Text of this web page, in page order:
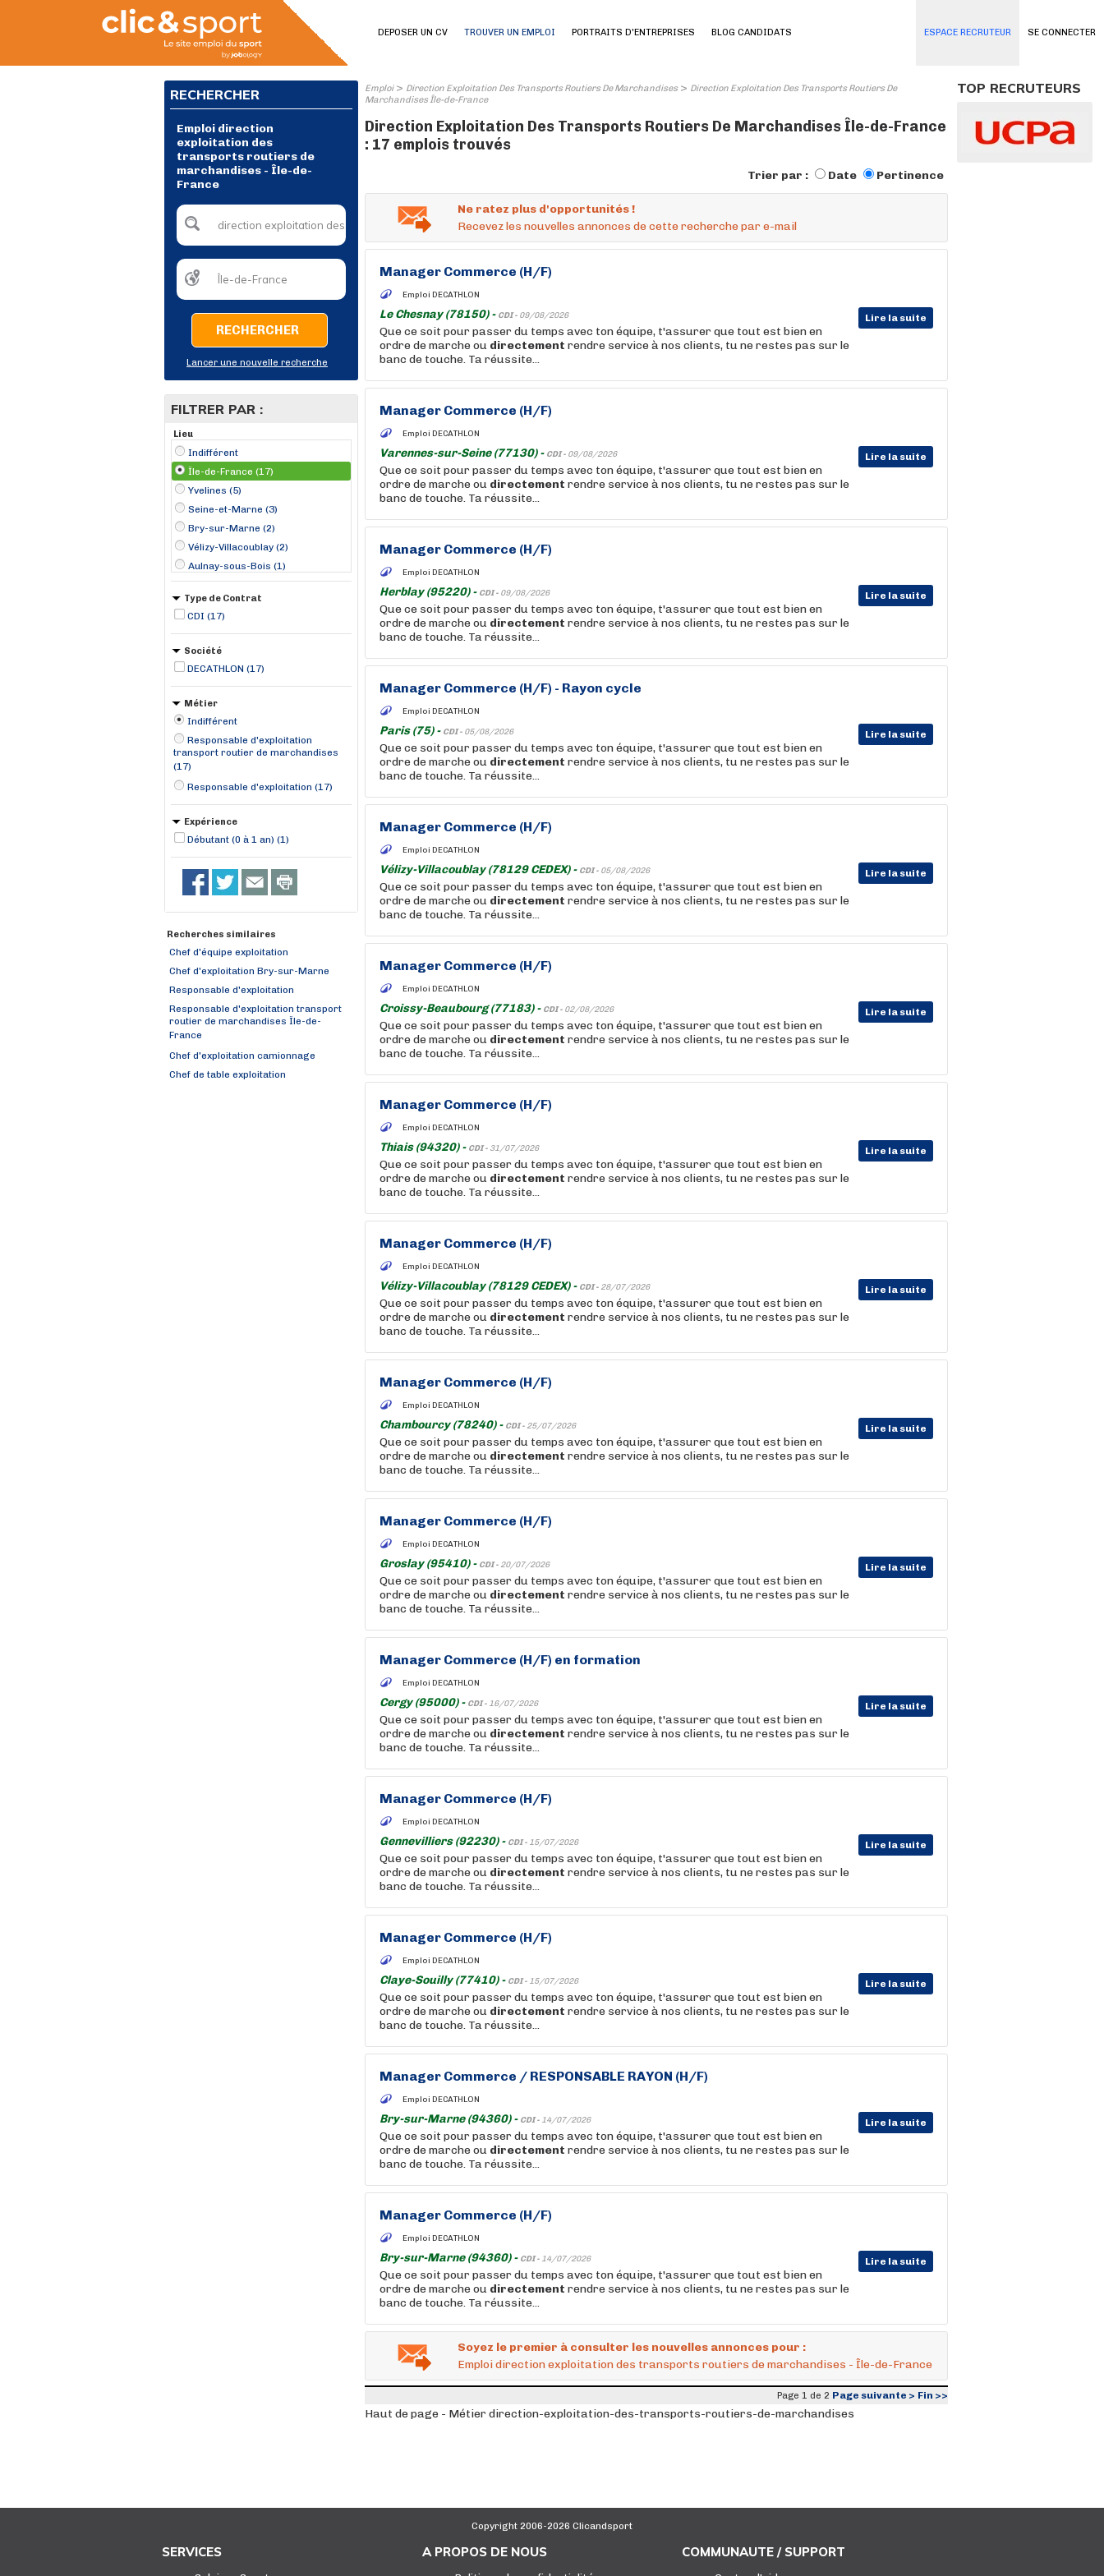
SE CONNECTER
DEPOSER UN CV TROUVER UN EMPLOI PORTRAITS D'ENTREPRISES BLOG CANDIDATS ESPACE RECRUTEUR
RECHERCHER
Emploi direction
exploitation des
transports routiers de
marchandises - Île-de-
France
RECHERCHER
Lancer une nouvelle recherche
FILTRER PAR :
Lieu
Indifférent
Île-de-France (17)
Yvelines (5)
Seine-et-Marne (3)
Bry-sur-Marne (2)
Vélizy-Villacoublay (2)
Aulnay-sous-Bois (1)
Cergy (1)
Chambourcy (1)
Claye-Souilly (1)
Herblay (1)
Type de Contrat
CDI (17)
Société
DECATHLON (17)
Métier
Indifférent
Responsable d'exploitation
transport routier de marchandises
(17)
Responsable d'exploitation (17)
Expérience
Débutant (0 à 1 an) (1)
Recherches similaires
Chef d'équipe exploitation
Chef d'exploitation Bry-sur-Marne
Responsable d'exploitation
Responsable d'exploitation transport
routier de marchandises Île-de-
France
Chef d'exploitation camionnage
Chef de table exploitation
Emploi> Direction Exploitation Des Transports Routiers De Marchandises> Direction Exploitation Des Transports Routiers De
Marchandises Île-de-France
Direction Exploitation Des Transports Routiers De Marchandises Île-de-France
: 17 emplois trouvés
Trier par : Date Pertinence
Ne ratez plus d'opportunités !
Recevez les nouvelles annonces de cette recherche par e-mail
Manager Commerce (H/F)
Emploi DECATHLON
Le Chesnay (78150) - CDI - 09/08/2026 Lire la suite
Que ce soit pour passer du temps avec ton équipe, t'assurer que tout est bien en
ordre de marche ou directement rendre service à nos clients, tu ne restes pas sur le
banc de touche. Ta réussite...
Manager Commerce (H/F)
Emploi DECATHLON
Varennes-sur-Seine (77130) - CDI - 09/08/2026 Lire la suite
Que ce soit pour passer du temps avec ton équipe, t'assurer que tout est bien en
ordre de marche ou directement rendre service à nos clients, tu ne restes pas sur le
banc de touche. Ta réussite...
Manager Commerce (H/F)
Emploi DECATHLON
Herblay (95220) - CDI - 09/08/2026 Lire la suite
Que ce soit pour passer du temps avec ton équipe, t'assurer que tout est bien en
ordre de marche ou directement rendre service à nos clients, tu ne restes pas sur le
banc de touche. Ta réussite...
Manager Commerce (H/F) - Rayon cycle
Emploi DECATHLON
Paris (75) - CDI - 05/08/2026 Lire la suite
Que ce soit pour passer du temps avec ton équipe, t'assurer que tout est bien en
ordre de marche ou directement rendre service à nos clients, tu ne restes pas sur le
banc de touche. Ta réussite...
Manager Commerce (H/F)
Emploi DECATHLON
Vélizy-Villacoublay (78129 CEDEX) - CDI - 05/08/2026 Lire la suite
Que ce soit pour passer du temps avec ton équipe, t'assurer que tout est bien en
ordre de marche ou directement rendre service à nos clients, tu ne restes pas sur le
banc de touche. Ta réussite...
Manager Commerce (H/F)
Emploi DECATHLON
Croissy-Beaubourg (77183) - CDI - 02/08/2026 Lire la suite
Que ce soit pour passer du temps avec ton équipe, t'assurer que tout est bien en
ordre de marche ou directement rendre service à nos clients, tu ne restes pas sur le
banc de touche. Ta réussite...
Manager Commerce (H/F)
Emploi DECATHLON
Thiais (94320) - CDI - 31/07/2026 Lire la suite
Que ce soit pour passer du temps avec ton équipe, t'assurer que tout est bien en
ordre de marche ou directement rendre service à nos clients, tu ne restes pas sur le
banc de touche. Ta réussite...
Manager Commerce (H/F)
Emploi DECATHLON
Vélizy-Villacoublay (78129 CEDEX) - CDI - 28/07/2026 Lire la suite
Que ce soit pour passer du temps avec ton équipe, t'assurer que tout est bien en
ordre de marche ou directement rendre service à nos clients, tu ne restes pas sur le
banc de touche. Ta réussite...
Manager Commerce (H/F)
Emploi DECATHLON
Chambourcy (78240) - CDI - 25/07/2026 Lire la suite
Que ce soit pour passer du temps avec ton équipe, t'assurer que tout est bien en
ordre de marche ou directement rendre service à nos clients, tu ne restes pas sur le
banc de touche. Ta réussite...
Manager Commerce (H/F)
Emploi DECATHLON
Groslay (95410) - CDI - 20/07/2026 Lire la suite
Que ce soit pour passer du temps avec ton équipe, t'assurer que tout est bien en
ordre de marche ou directement rendre service à nos clients, tu ne restes pas sur le
banc de touche. Ta réussite...
Manager Commerce (H/F) en formation
Emploi DECATHLON
Cergy (95000) - CDI - 16/07/2026 Lire la suite
Que ce soit pour passer du temps avec ton équipe, t'assurer que tout est bien en
ordre de marche ou directement rendre service à nos clients, tu ne restes pas sur le
banc de touche. Ta réussite...
Manager Commerce (H/F)
Emploi DECATHLON
Gennevilliers (92230) - CDI - 15/07/2026 Lire la suite
Que ce soit pour passer du temps avec ton équipe, t'assurer que tout est bien en
ordre de marche ou directement rendre service à nos clients, tu ne restes pas sur le
banc de touche. Ta réussite...
Manager Commerce (H/F)
Emploi DECATHLON
Claye-Souilly (77410) - CDI - 15/07/2026 Lire la suite
Que ce soit pour passer du temps avec ton équipe, t'assurer que tout est bien en
ordre de marche ou directement rendre service à nos clients, tu ne restes pas sur le
banc de touche. Ta réussite...
Manager Commerce / RESPONSABLE RAYON (H/F)
Emploi DECATHLON
Bry-sur-Marne (94360) - CDI - 14/07/2026 Lire la suite
Que ce soit pour passer du temps avec ton équipe, t'assurer que tout est bien en
ordre de marche ou directement rendre service à nos clients, tu ne restes pas sur le
banc de touche. Ta réussite...
Manager Commerce (H/F)
Emploi DECATHLON
Bry-sur-Marne (94360) - CDI - 14/07/2026 Lire la suite
Que ce soit pour passer du temps avec ton équipe, t'assurer que tout est bien en
ordre de marche ou directement rendre service à nos clients, tu ne restes pas sur le
banc de touche. Ta réussite...
Soyez le premier à consulter les nouvelles annonces pour :
Emploi direction exploitation des transports routiers de marchandises - Île-de-France
Page 1 de 2 Page suivante > Fin >>
Haut de page - Métier direction-exploitation-des-transports-routiers-de-marchandises
TOP RECRUTEURS
Copyright 2006-2026 Clicandsport
SERVICES A PROPOS DE NOUS COMMUNAUTE / SUPPORT